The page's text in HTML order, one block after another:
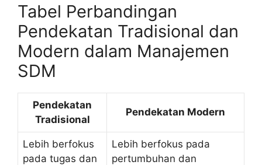
Tabel Perbandingan
Pendekatan Tradisional dan
Modern dalam Manajemen
SDM
Pendekatan
Tradisional
Pendekatan Modern
Lebih berfokus
pada tugas dan
Lebih berfokus pada
pertumbuhan dan